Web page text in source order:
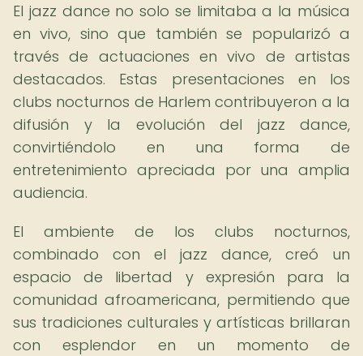
El jazz dance no solo se limitaba a la música
en vivo, sino que también se popularizó a
través de actuaciones en vivo de artistas
destacados. Estas presentaciones en los
clubs nocturnos de Harlem contribuyeron a la
difusión y la evolución del jazz dance,
convirtiéndolo en una forma de
entretenimiento apreciada por una amplia
audiencia.
El ambiente de los clubs nocturnos,
combinado con el jazz dance, creó un
espacio de libertad y expresión para la
comunidad afroamericana, permitiendo que
sus tradiciones culturales y artísticas brillaran
con esplendor en un momento de